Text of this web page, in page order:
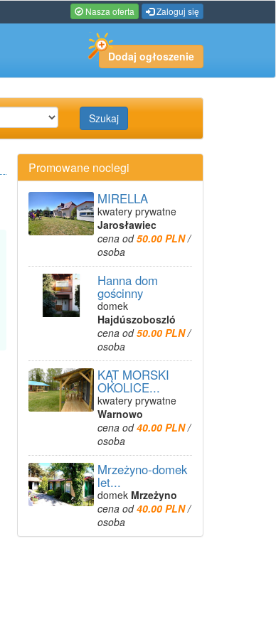
Nasza oferta Zaloguj się
Dodaj ogłoszenie
Szukaj
Promowane noclegi
MIRELLA
kwatery prywatne
Jarosławiec
cena od50.00 PLN/
osoba
Hanna dom
gościnny
domek
Hajdúszoboszló
cena od50.00 PLN/
osoba
KĄT MORSKI
OKOLICE...
kwatery prywatne
Warnowo
cena od40.00 PLN/
osoba
Mrzeżyno-domek
let...
domek Mrzeżyno
cena od40.00 PLN/
osoba